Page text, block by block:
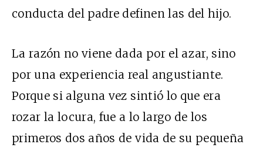
conducta del padre definen las del hijo.
La razón no viene dada por el azar, sino
por una experiencia real angustiante.
Porque si alguna vez sintió lo que era
rozar la locura, fue a lo largo de los
primeros dos años de vida de su pequeña